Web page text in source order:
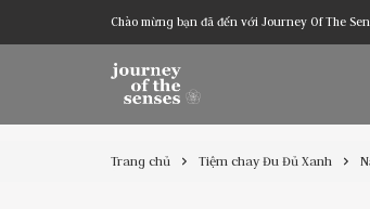
Chào mừng bạn đã đến với Journey Of The
Trang chủ Tiệm chay Đu Đủ Xanh